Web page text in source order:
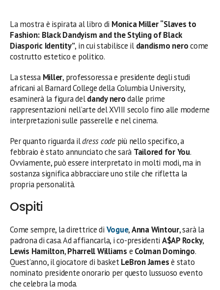
La mostra è ispirata al libro di Monica Miller“Slaves to
Fashion: Black Dandyism and the Styling of Black
Diasporic Identity”, in cui stabilisce il dandismo nerocome
costrutto estetico e politico.
La stessaMiller, professoressa e presidente degli studi
africani al Barnard College della Columbia University,
esaminerà la figura deldandy nerodalle prime
rappresentazioni nell’arte del XVIII secolo fino alle moderne
interpretazioni sulle passerelle e nel cinema.
Per quanto riguarda ildress code più nello specifico, a
febbraio è stato annunciato che sarà Tailored for You.
Ovviamente, può essere interpretato in molti modi, ma in
sostanza significa abbracciare uno stile che rifletta la
propria personalità.
Ospiti
Come sempre, la direttrice di Vogue,Anna Wintour, sarà la
padrona di casa. Ad affiancarla, i co-presidenti A$AP Rocky,
Lewis Hamilton,Pharrell Williams e Colman Domingo.
Quest’anno, il giocatore di basketLeBron Jamesè stato
nominato presidente onorario per questo lussuoso evento
che celebra la moda.